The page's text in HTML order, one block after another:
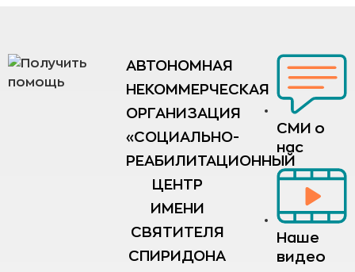
АВТОНОМНАЯ
НЕКОММЕРЧЕСКАЯ
ОРГАНИЗАЦИЯ
«СОЦИАЛЬНО-
РЕАБИЛИТАЦИОННЫЙ
ЦЕНТР
ИМЕНИ
СВЯТИТЕЛЯ
СПИРИДОНА
СМИ о
нас
Наше
видео